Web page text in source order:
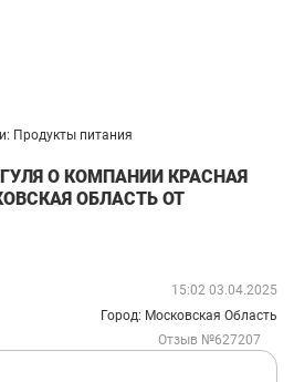
Продукты питания
О КОМПАНИИ КРАСНАЯ
ОБЛАСТЬ ОТ
15:02 03.04.2025
Город: Московская Область
Отзыв №627207